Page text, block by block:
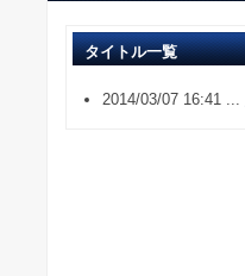
タイトル一覧
2014/03/07 16:41 ...